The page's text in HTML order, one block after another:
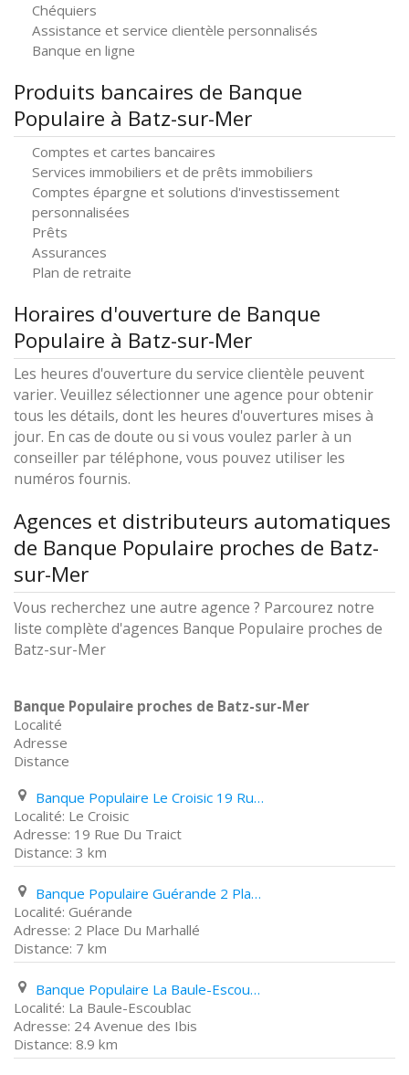
Chéquiers
Assistance et service clientèle personnalisés
Banque en ligne
Produits bancaires de Banque
Populaire à Batz-sur-Mer
Comptes et cartes bancaires
Services immobiliers et de prêts immobiliers
Comptes épargne et solutions d'investissement
personnalisées
Prêts
Assurances
Plan de retraite
Horaires d'ouverture de Banque
Populaire à Batz-sur-Mer
Les heures d'ouverture du service clientèle peuvent
varier. Veuillez sélectionner une agence pour obtenir
tous les détails, dont les heures d'ouvertures mises à
jour. En cas de doute ou si vous voulez parler à un
conseiller par téléphone, vous pouvez utiliser les
numéros fournis.
Agences et distributeurs automatiques
de Banque Populaire proches de Batz-
sur-Mer
Vous recherchez une autre agence ? Parcourez notre
liste complète d'agences Banque Populaire proches de
Batz-sur-Mer
Banque Populaire proches de Batz-sur-Mer
Localité
Adresse
Distance
Banque Populaire Le Croisic 19 Rue Du Traict
Le Croisic
19 Rue Du Traict
3 km
Banque Populaire Guérande 2 Place Du Marhallé
Guérande
2 Place Du Marhallé
7 km
Banque Populaire La Baule-Escoublac 24 Avenue des Ibis
La Baule-Escoublac
24 Avenue des Ibis
8.9 km